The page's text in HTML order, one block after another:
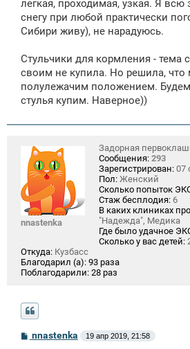
легкая, проходимая, узкая. Я
снегу при любой практически
Сибири живу), не нарадуюсь.
Стульчики для кормления - тема
своим не купила. Но решила, что
полулежачим положением. Будем
стулья купим. Наверное))
nnastenka
Задорная
Сообщения: 293
Зарегистрирован: 07
Пол: Женский
Сколько попыток
Стаж бесплодия: 6
В каких клиниках
"Надежда", Медика
Где было удачное
Сколько у вас детей:
Откуда: Кузбасс
Благодарил (а): 93 раза
Поблагодарили: 28 раз
С
о
nnastenka 19 апр 2019, 21:58